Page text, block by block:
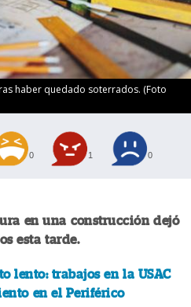
haber quedado soterrados. (Foto
0 1 0
en una construcción dejó
esta tarde.
lento: trabajos en la USAC
en el Periférico